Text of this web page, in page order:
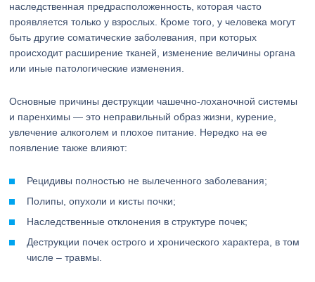
наследственная предрасположенность, которая часто
проявляется только у взрослых. Кроме того, у человека могут
быть другие соматические заболевания, при которых
происходит расширение тканей, изменение величины органа
или иные патологические изменения.
Основные причины деструкции чашечно-лоханочной системы
и паренхимы — это неправильный образ жизни, курение,
увлечение алкоголем и плохое питание. Нередко на ее
появление также влияют:
Рецидивы полностью не вылеченного заболевания;
Полипы, опухоли и кисты почки;
Наследственные отклонения в структуре почек;
Деструкции почек острого и хронического характера, в том
числе – травмы.